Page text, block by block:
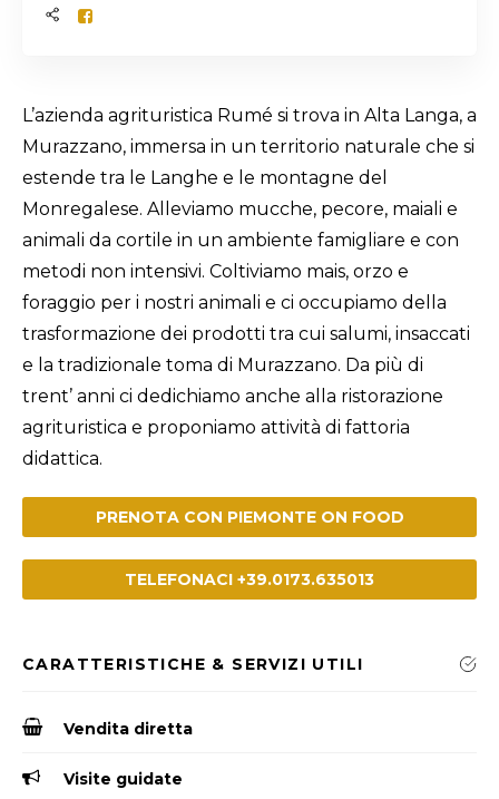
L’azienda agrituristica Rumé si trova in Alta Langa, a
Murazzano, immersa in un territorio naturale che si
estende tra le Langhe e le montagne del
Monregalese. Alleviamo mucche, pecore, maiali e
animali da cortile in un ambiente famigliare e con
metodi non intensivi. Coltiviamo mais, orzo e
foraggio per i nostri animali e ci occupiamo della
trasformazione dei prodotti tra cui salumi, insaccati
e la tradizionale toma di Murazzano. Da più di
trent’ anni ci dedichiamo anche alla ristorazione
agrituristica e proponiamo attività di fattoria
didattica.
PRENOTA CON PIEMONTE ON FOOD
TELEFONACI +39.0173.635013
CARATTERISTICHE & SERVIZI UTILI
Vendita diretta
Visite guidate